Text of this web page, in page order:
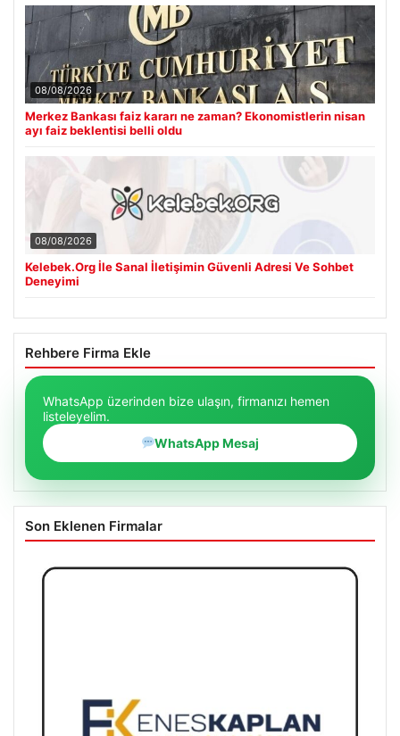
08/08/2026
Merkez Bankası faiz kararı ne zaman? Ekonomistlerin nisan
ayı faiz beklentisi belli oldu
08/08/2026
Kelebek.Org İle Sanal İletişimin Güvenli Adresi Ve Sohbet
Deneyimi
Rehbere Firma Ekle
WhatsApp üzerinden bize ulaşın, firmanızı hemen
listeleyelim.
WhatsApp Mesaj
Son Eklenen Firmalar